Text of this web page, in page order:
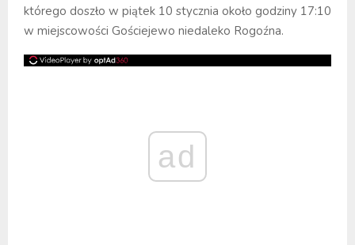
którego doszło w piątek 10 stycznia około godziny 17:10
w miejscowości Gościejewo niedaleko Rogoźna.
ad